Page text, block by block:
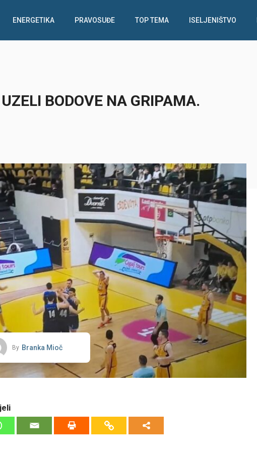
ENERGETIKA PRAVOSUĐE TOP TEMA ISELJENIŠTVO
BODOVE NA GRIPAMA.
By Branka Mioč